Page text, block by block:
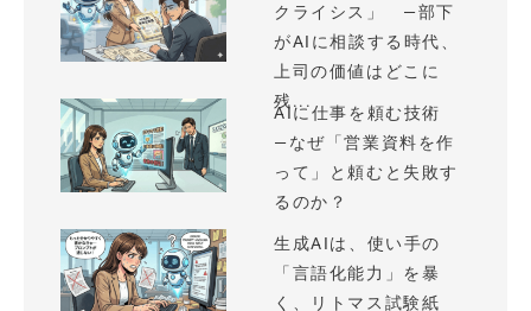
クライシス」 —部下
がAIに相談する時代、
上司の価値はどこに
残...
AIに仕事を頼む技術
—なぜ「営業資料を作
って」と頼むと失敗す
るのか？
生成AIは、使い手の
「言語化能力」を暴
く、リトマス試験紙